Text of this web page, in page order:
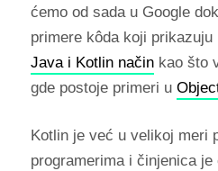
ćemo od sada u Google
primere kôda koji
Java i Kotlin načinkao što
gde postoje primeri u
Kotlin je već u velikoj meri
programerima i činjenica